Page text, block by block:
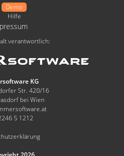
Demo
Hilfe
verantwortlich:
KG
Str. 420/16
bei Wien
5 1212